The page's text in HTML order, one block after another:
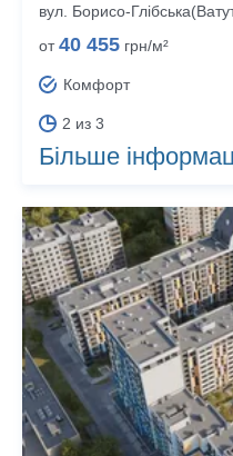
вул. Борисо-
от40 455 грн/м²
Комфорт
2 из 3
Більше